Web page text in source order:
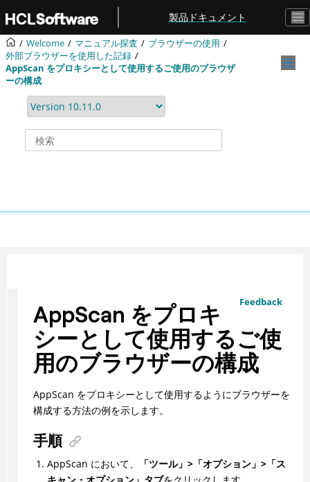
メインコンテンツにジャンプ
製品ドキュメント
Welcome マニュアル探査
ブラウザーの使用
外部ブラウザーを使用した記録
AppScan をプロキシーとして使用するご使用のブラウザ
ーの構成
Feedback
AppScan をプロキ
シーとして使用するご使
用のブラウザーの構成
AppScan をプロキシーとして使用するようにブラウザーを
構成する方法の例を示します。
手順
AppScan において、
「ツール」>「オプション」>「ス